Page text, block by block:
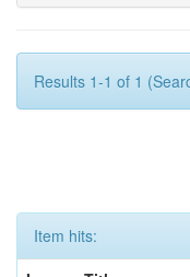
Results 1-1 of 1
Item hits: